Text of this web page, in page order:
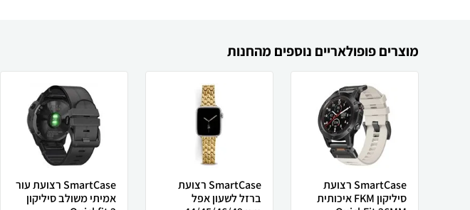
מוצרים פופולאריים נוספים מהחנות
SmartCase רצועת
סיליקון FKM איכותית
SmartCase רצועת
ברזל לשעון אפל
SmartCase רצועת עור
אמיתי משולב סיליקון